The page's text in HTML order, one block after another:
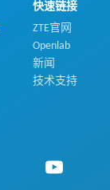
快速链接
ZTE官网
Openlab
新闻
技术支持